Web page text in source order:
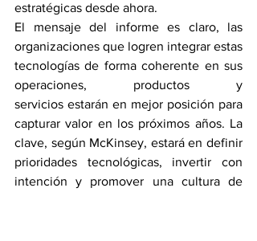
estratégicas desde ahora.
El mensaje del informe es claro, las
organizaciones que logren integrar estas
tecnologías de forma coherente en sus
operaciones, productos y
servicios estarán en mejor posición para
capturar valor en los próximos años. La
clave, según McKinsey, estará en definir
prioridades tecnológicas, invertir con
intención y promover una cultura de